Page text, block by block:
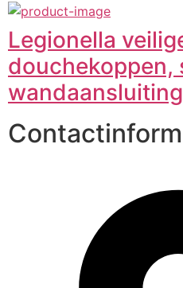
Legionella
douchekoppen,
wandaansluiting